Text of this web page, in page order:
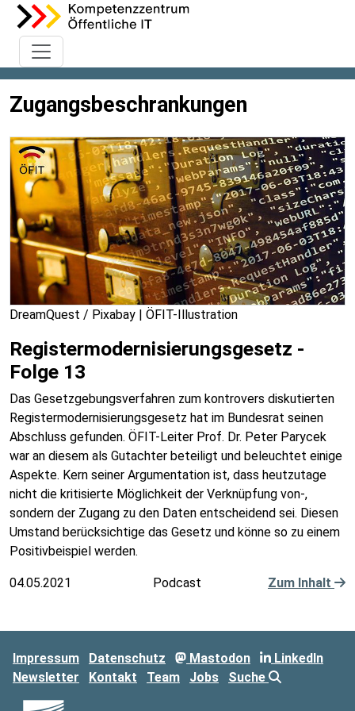
Zugangsbeschrankungen
DreamQuest / Pixabay | ÖFIT-Illustration
Registermodernisierungsgesetz -
Folge 13
Das Gesetzgebungsverfahren zum kontrovers diskutierten
Registermodernisierungsgesetz hat im Bundesrat seinen
Abschluss gefunden. ÖFIT-Leiter Prof. Dr. Peter Parycek
war an diesem als Gutachter beteiligt und beleuchtet einige
Aspekte. Kern seiner Argumentation ist, dass heutzutage
nicht die kritisierte Möglichkeit der Verknüpfung von-,
sondern der Zugang zu den Daten entscheidend sei. Diesen
Umstand berücksichtige das Gesetz und könne so zu einem
Positivbeispiel werden.
04.05.2021 Podcast Zum Inhalt
Impressum Datenschutz Mastodon
LinkedIn
Newsletter
Kontakt Team Jobs Suche